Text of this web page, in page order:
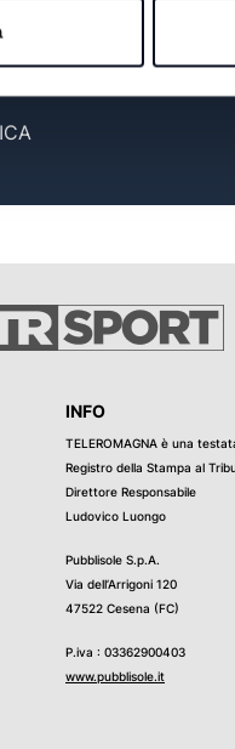
INFO
TELEROMAGNA è una
Registro della Stampa al
Direttore Responsabile
Ludovico Luongo
Pubblisole S.p.A.
Via dell’Arrigoni 120
47522 Cesena (FC)
P.iva : 03362900403
www.pubblisole.it